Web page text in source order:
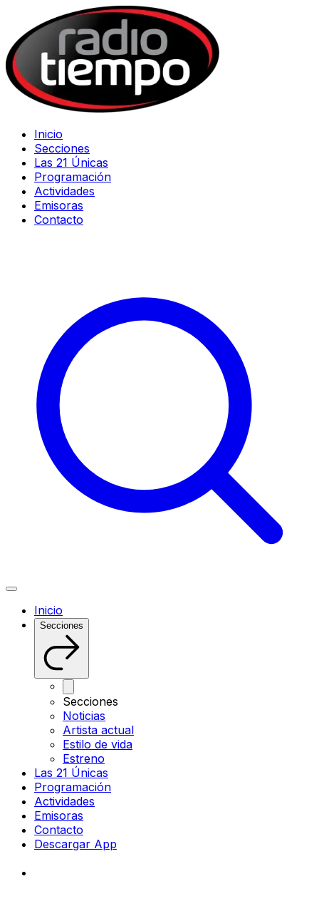
Inicio
Secciones
Las 21 Únicas
Programación
Actividades
Emisoras
Contacto
Inicio
Secciones
Secciones
Noticias
Artista actual
Estilo de vida
Estreno
Las 21 Únicas
Programación
Actividades
Emisoras
Contacto
Descargar App